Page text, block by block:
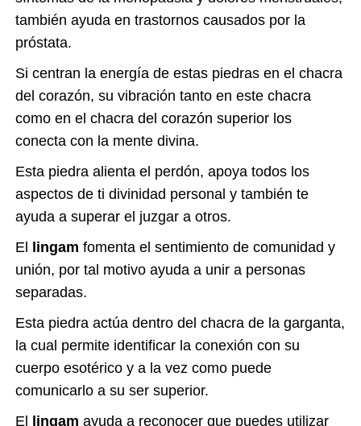
también ayuda en trastornos causados por la
próstata.
Si centran la energía de estas piedras en el chacra
del corazón, su vibración tanto en este chacra
como en el chacra del corazón superior l os
conecta con la mente divina.
Esta piedra alienta el perdón, apoya todos los
aspectos de ti divinidad personal y también te
ayuda a superar el juzgar a otros.
El
lingam fomenta el sentimiento de comunidad y
unión, por tal motivo ayuda a unir a personas
separadas.
Esta piedra actúa dentro del chacra de la garganta,
la cual permite identificar la conexión con su
cuerpo esotérico y a la vez como puede
comunicarlo a su ser superior.
El
lingam ayuda a reconocer que puedes utilizar